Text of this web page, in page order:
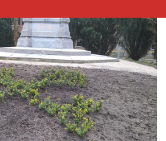
Keanu
uur 1 van 0 Volgend uur